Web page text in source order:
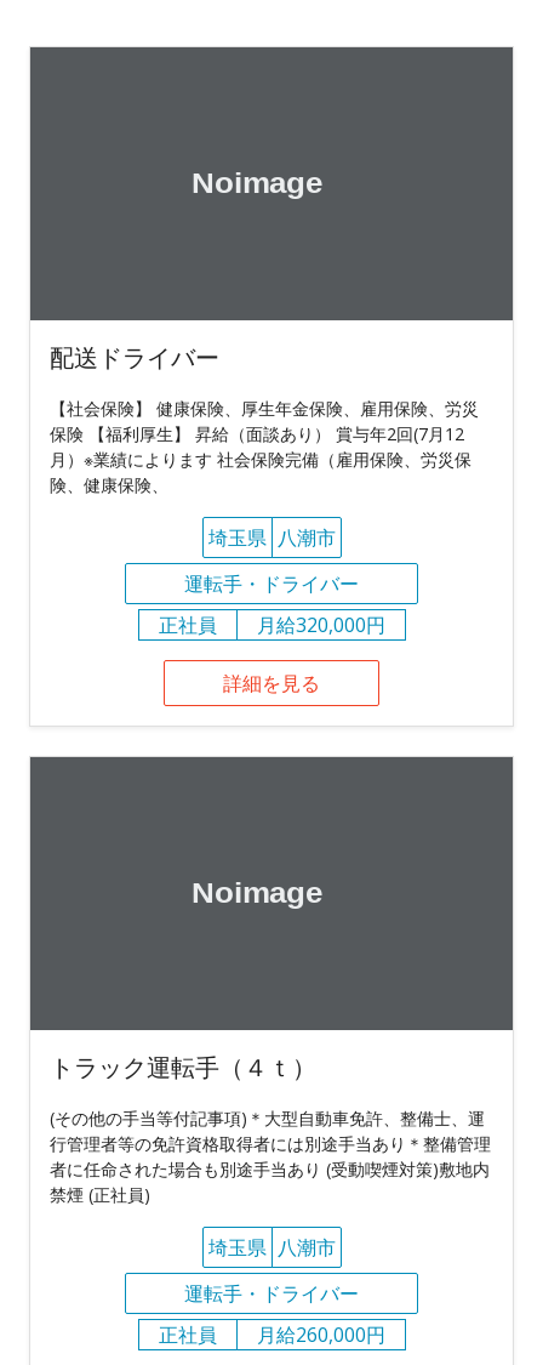
配送ドライバー
【社会保険】 健康保険、厚生年金保険、雇用保険、労災
保険 【福利厚生】 昇給（面談あり） 賞与年2回(7月12
月）※業績によります 社会保険完備（雇用保険、労災保
険、健康保険、
埼玉県 八潮市
運転手・ドライバー
正社員
月給320,000円
詳細を見る
トラック運転手（４ｔ）
(その他の手当等付記事項)＊大型自動車免許、整備士、運
行管理者等の免許資格取得者には別途手当あり＊整備管理
者に任命された場合も別途手当あり (受動喫煙対策)敷地内
禁煙 (正社員)
埼玉県 八潮市
運転手・ドライバー
正社員
月給260,000円